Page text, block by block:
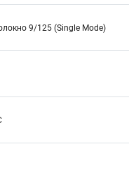
9/125 (Single Mode)